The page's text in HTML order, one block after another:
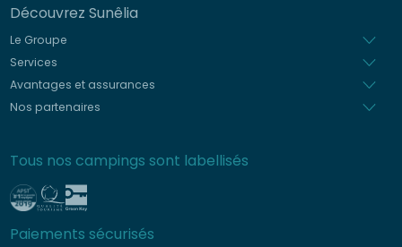
Découvrez Sunêlia
Le Groupe
Services
Avantages et assurances
Nos partenaires
Tous nos campings sont labellisés
Paiements sécurisés